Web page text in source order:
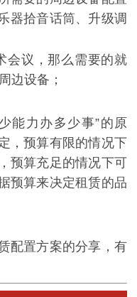
拾音话筒、升级调
会议，那么需要的就
边设备；
能力办多少事”的原
，预算有限的情况下
预算充足的情况下可
预算来决定租赁的品
配置方案的分享，有